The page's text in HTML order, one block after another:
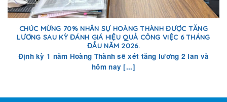
CHÚC MỪNG 70% NHÂN SỰ HOÀNG THÀNH ĐƯỢC TĂNG
LƯƠNG SAU KỲ ĐÁNH GIÁ HIỆU QUẢ CÔNG VIỆC 6 THÁNG
ĐẦU NĂM 2026.
Định kỳ 1 năm Hoàng Thành sẽ xét tăng lương 2 lần và
hôm nay [...]